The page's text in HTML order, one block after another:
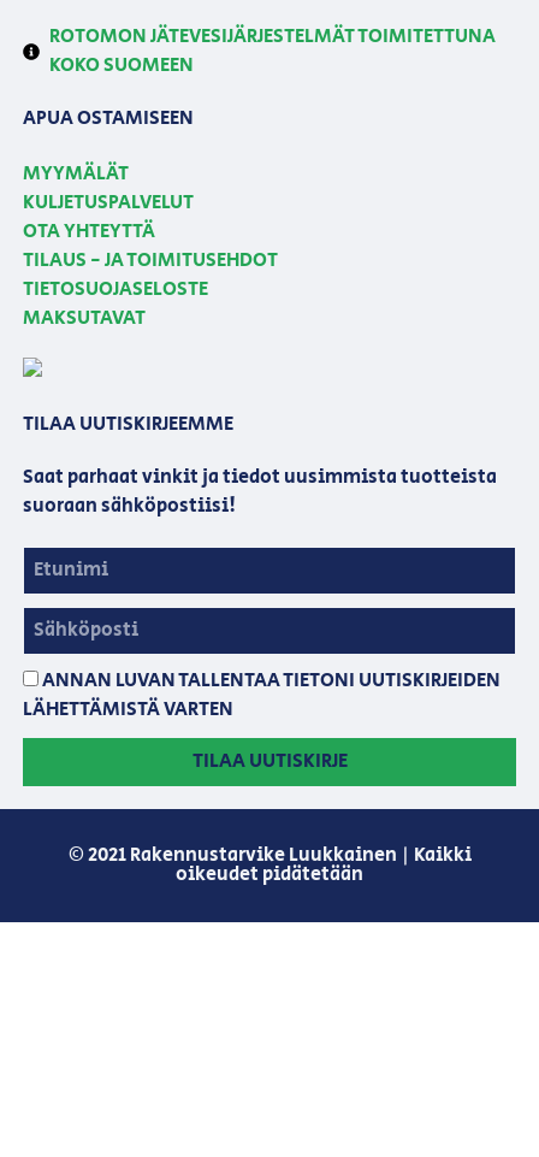
ROTOMON JÄTEVESIJÄRJESTELMÄT TOIMITETTUNA
KOKO SUOMEEN
APUA OSTAMISEEN
MYYMÄLÄT
KULJETUSPALVELUT
OTA YHTEYTTÄ
TILAUS - JA TOIMITUSEHDOT
TIETOSUOJASELOSTE
MAKSUTAVAT
TILAA UUTISKIRJEEMME
Saat parhaat vinkit ja tiedot uusimmista tuotteista
suoraan sähköpostiisi!
ANNAN LUVAN TALLENTAA TIETONI UUTISKIRJEIDEN
LÄHETTÄMISTÄ VARTEN
TILAA UUTISKIRJE
© 2021 Rakennustarvike Luukkainen | Kaikki
oikeudet pidätetään